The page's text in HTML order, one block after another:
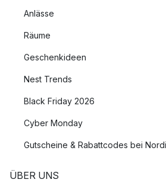
Anlässe
Räume
Geschenkideen
Nest Trends
Black Friday 2026
Cyber Monday
Gutscheine & Rabattcodes bei
ÜBER UNS